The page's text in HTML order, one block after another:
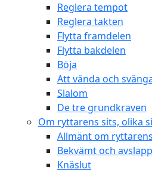
Reglera tempot
Reglera takten
Flytta framdelen
Flytta bakdelen
Böja
Att vända och
Slalom
De tre grundkraven
Om ryttarens sits, olika
Allmänt om
Bekvämt och
Knäslut